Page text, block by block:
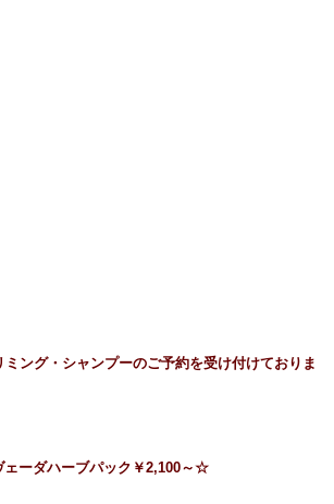
ング・シャンプーのご予約を受け付けておりま
ーダハーブパック￥2,100～☆